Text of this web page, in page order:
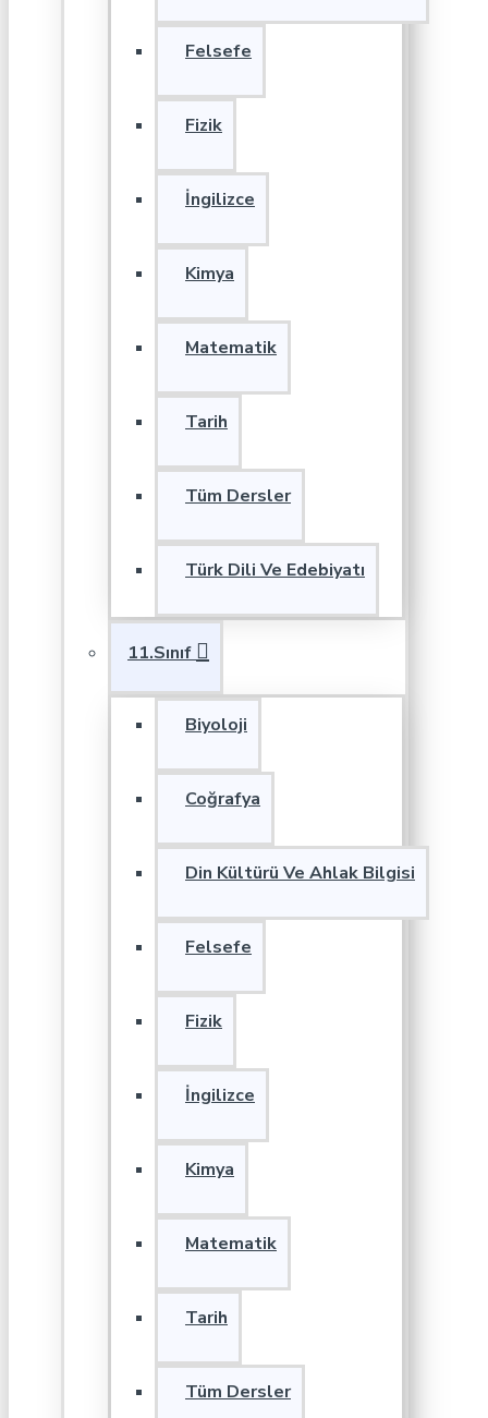
Felsefe
Fizik
İngilizce
Kimya
Matematik
Tarih
Tüm Dersler
Türk Dili Ve Edebiyatı
11.Sınıf
Biyoloji
Coğrafya
Din Kültürü Ve Ahlak Bilgisi
Felsefe
Fizik
İngilizce
Kimya
Matematik
Tarih
Tüm Dersler